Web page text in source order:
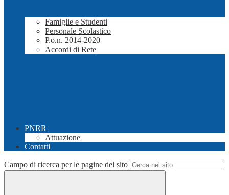
Famiglie e Studenti
Personale Scolastico
P.o.n. 2014-2020
Accordi di Rete
PNRR
Attuazione
Contatti
Campo di ricerca per le pagine del sito